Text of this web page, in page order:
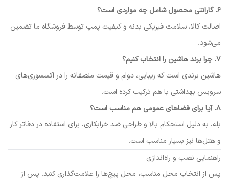
۶. گارانتی محصول شامل چه مواردی است؟
اصالت کالا، سلامت فیزیکی بدنه و کیفیت پمپ توسط فروشگاه ما تضمین
می‌شود.
۷. چرا برند هاشین را انتخاب کنیم؟
هاشین برندی است که زیبایی، دوام و قیمت منصفانه را در اکسسوری‌های
سرویس بهداشتی با هم ترکیب کرده است.
۸. آیا برای فضاهای عمومی هم مناسب است؟
بله، به دلیل استحکام بالا و طراحی ضد خرابکاری، برای استفاده در دفاتر کار
و هتل‌ها نیز بسیار مناسب است.
راهنمایی نصب و راه‌اندازی
پس از انتخاب محل مناسب، محل پیچ‌ها را علامت‌گذاری کنید. پس از